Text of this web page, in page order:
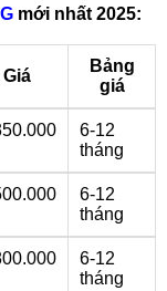
mới nhất 2025:
Giá
Bảng
giá
6-12
tháng
6-12
tháng
6-12
tháng